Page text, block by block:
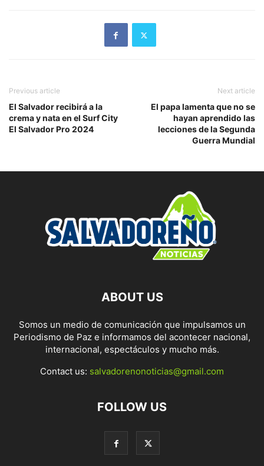
Previous article
El Salvador recibirá a la
crema y nata en el Surf City
El Salvador Pro 2024
Next article
El papa lamenta que no se
hayan aprendido las
lecciones de la Segunda
Guerra Mundial
ABOUT US
Somos un medio de comunicación que impulsamos un
Periodismo de Paz e informamos del acontecer nacional,
internacional, espectáculos y mucho más.
Contact us: salvadorenonoticias@gmail.com
FOLLOW US